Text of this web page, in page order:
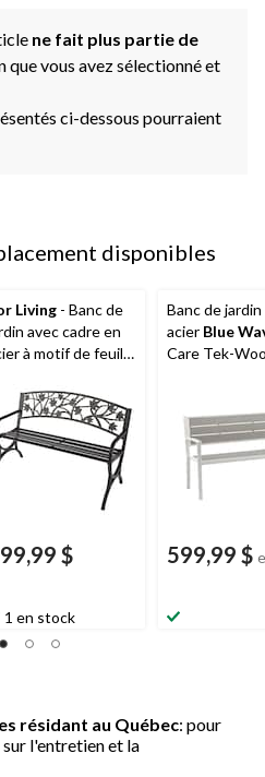
ne fait plus partie de
que vous avez sélectionné et
ci-dessous pourraient
disponibles
Living - Banc de
avec cadre en
à motif de feuille
$
1 en stock
Banc de jardin
acier Blue
Care Tek-
599,99 $
résidant au Québec: pour
l'entretien et la